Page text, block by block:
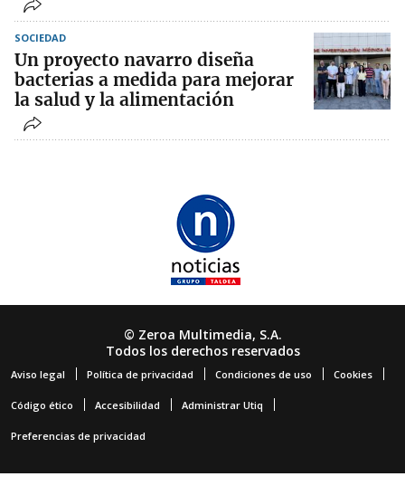
SOCIEDAD
Un proyecto navarro diseña
bacterias a medida para mejorar
la salud y la alimentación
© Zeroa Multimedia, S.A.
Todos los derechos reservados
Aviso legal Política de privacidad Condiciones de uso Cookies
Código ético Accesibilidad Administrar Utiq
Preferencias de privacidad